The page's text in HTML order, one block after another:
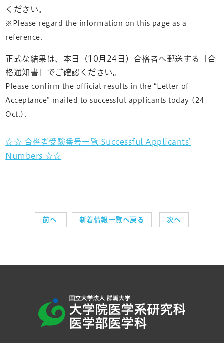
ください。
※Please regard the information on this page as a
reference.
正式な結果は、本日（10月24日）合格者へ郵送する「合
格通知書」でご確認ください。
Please confirm the official results in the “Letter of
Acceptance” mailed to successful applicants today (24
Oct.).
☆☆ 合格者受験番号一覧 Successful Applicants’
Numbers ☆☆
前へ 新着情報一覧へ戻る 次へ